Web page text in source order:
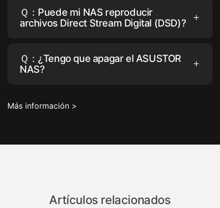
Ｑ：Puede mi NAS reproducir
archivos Direct Stream Digital (DSD)?
Ｑ：¿Tengo que apagar el ASUSTOR
NAS?
Más información >
Artículos relacionados